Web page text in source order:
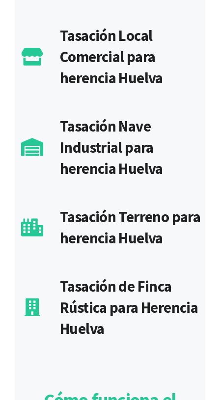
Tasación Local
Comercial para
herencia Huelva
Tasación Nave
Industrial para
herencia Huelva
Tasación Terreno para
herencia Huelva
Tasación de Finca
Rústica para Herencia
Huelva